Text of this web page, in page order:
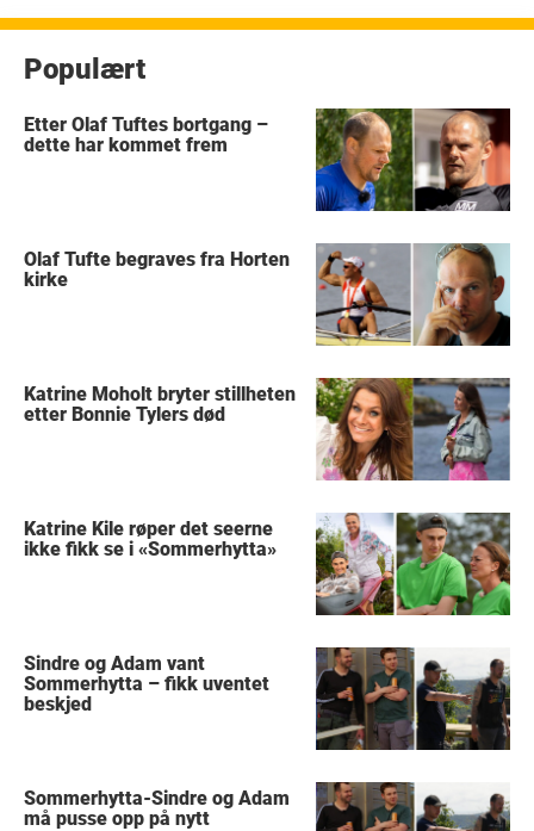
Populært
Etter Olaf Tuftes bortgang –
dette har kommet frem
Olaf Tufte begraves fra Horten
kirke
Katrine Moholt bryter stillheten
etter Bonnie Tylers død
Katrine Kile røper det seerne
ikke fikk se i «Sommerhytta»
Sindre og Adam vant
Sommerhytta – fikk uventet
beskjed
Sommerhytta-Sindre og Adam
må pusse opp på nytt